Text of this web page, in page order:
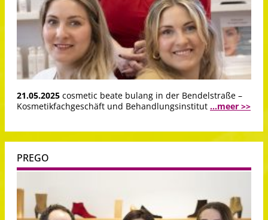
21.05.2025 cosmetic beate bulang in der Bendelstraße –
Kosmetikfachgeschäft und Behandlungsinstitut ...meer >>
PREGO